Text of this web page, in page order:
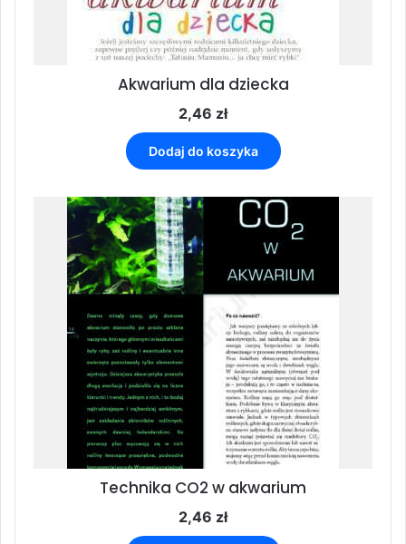
Akwarium dla dziecka
2,46 zł
Dodaj do koszyka
Technika CO2 w akwarium
2,46 zł